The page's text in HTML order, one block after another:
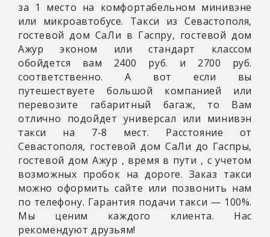
за 1 место на комфортабельном минивэне
или микроавтобусе. Такси из Севастополя,
гостевой дом СаЛи в Гаспру, гостевой дом
Ажур эконом или стандарт классом
обойдется вам 2400 руб. и 2700 руб.
соответственно. А вот если вы
путешествуете большой компанией или
перевозите габаритный багаж, то Вам
отлично подойдет универсал или минивэн
такси на 7-8 мест. Расстояние от
Севастополя, гостевой дом СаЛи до Гаспры,
гостевой дом Ажур , время в пути , с учетом
возможных пробок на дороге. Заказ такси
можно оформить сайте или позвонить нам
по телефону. Гарантия подачи такси — 100%.
Мы ценим каждого клиента. Нас
рекомендуют друзьям!